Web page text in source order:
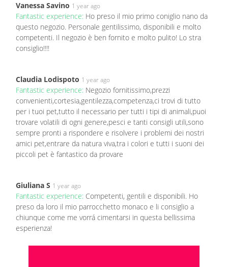
Vanessa Savino 1 year ago
Fantastic experience: Ho preso il mio primo coniglio nano da
questo negozio. Personale gentilissimo, disponibili e molto
competenti. Il negozio è ben fornito e molto pulito! Lo stra
consiglio!!!!
Claudia Lodispoto 1 year ago
Fantastic experience: Negozio fornitissimo,prezzi
convenienti,cortesia,gentilezza,competenza,ci trovi di tutto
per i tuoi pet,tutto il necessario per tutti i tipi di animali,puoi
trovare volatili di ogni genere,pesci e tanti consigli utili,sono
sempre pronti a rispondere e risolvere i problemi dei nostri
amici pet,entrare da natura viva,tra i colori e tutti i suoni dei
piccoli pet è fantastico da provare
Giuliana S 1 year ago
Fantastic experience: Competenti, gentili e disponibili. Ho
preso da loro il mio parrocchetto monaco e li consiglio a
chiunque come me vorrá cimentarsi in questa bellissima
esperienza!